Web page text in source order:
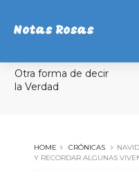
Notas Rosas
Otra forma de decir
la Verdad
HOME CRÓNICAS
Y RECORDAR ALGUNAS